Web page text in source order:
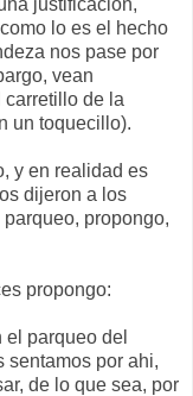
lo es el hecho
nos pase por
vean
carretillo de la
un toquecillo).
y en realidad es
dijeron a los
propongo,
propongo:
parqueo del
sentamos por ahi,
de lo que sea, por